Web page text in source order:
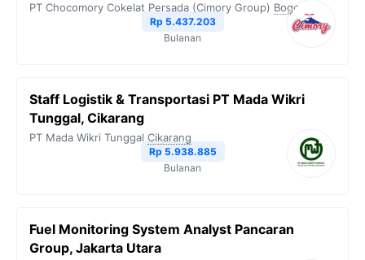
PT Chocomory Cokelat Persada (Cimory Group) Bogor
Rp 5.437.203
Bulanan
Staff Logistik & Transportasi PT Mada Wikri
Tunggal, Cikarang
PT Mada Wikri Tunggal Cikarang
Rp 5.938.885
Bulanan
Fuel Monitoring System Analyst Pancaran
Group, Jakarta Utara